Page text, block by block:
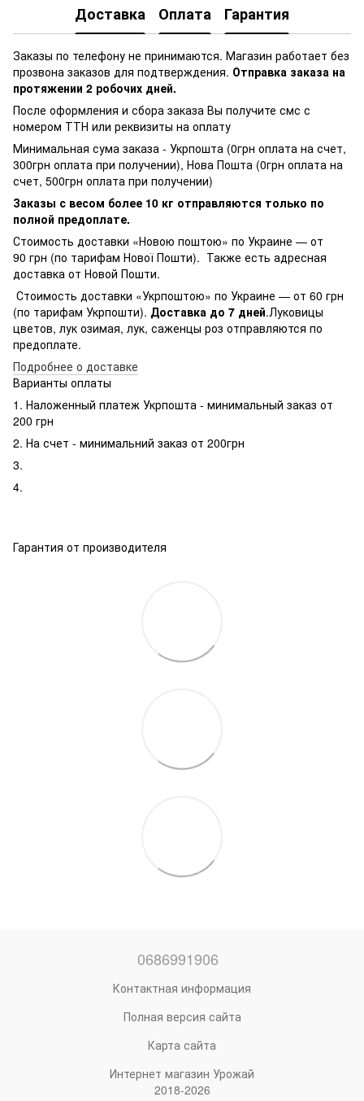
Доставка Оплата Гарантия
Заказы по телефону не принимаются. Магазин работает без
прозвона заказов для подтверждения. Отправка заказа на
протяжении 2 робочих дней.
После оформления и сбора заказа Вы получите смс с
номером ТТН или реквизиты на оплату
Минимальная сума заказа - Укрпошта (0грн оплата на счет,
300грн оплата при получении), Нова Пошта (0грн оплата на
счет, 500грн оплата при получении)
Заказы с весом более 10 кг отправляются только по
полной предоплате.
Стоимость доставки «Новою поштою» по Украине — от
90 грн (по тарифам Нової Пошти). Также есть адресная
доставка от Новой Пошти.
Стоимость доставки «Укрпоштою» по Украине — от 60 грн
(по тарифам Укрпошти). Доставка до 7 дней.Луковицы
цветов, лук озимая, лук, саженцы роз отправляются по
предоплате.
Подробнее о доставке
Варианты оплаты
1. Наложенный платеж Укрпошта - минимальный заказ от
200 грн
2. На счет - минимальний заказ от 200грн
3.
4.
Гарантия от производителя
0686991906
Контактная информация
Полная версия сайта
Карта сайта
Интернет магазин Урожай
2018-2026